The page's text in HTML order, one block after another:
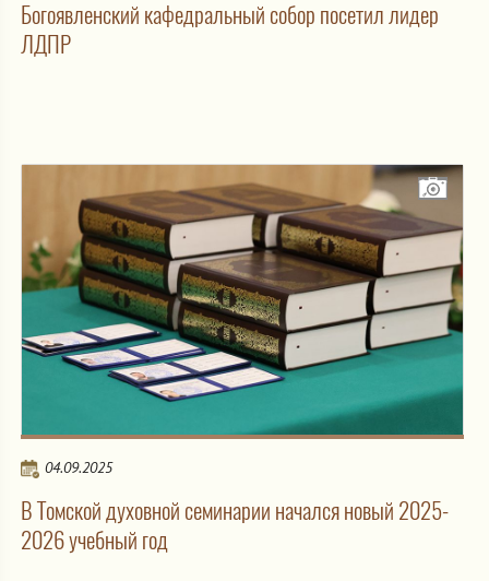
Богоявленский кафедральный собор посетил лидер
ЛДПР
04.09.2025
В Томской духовной семинарии начался новый 2025-
2026 учебный год